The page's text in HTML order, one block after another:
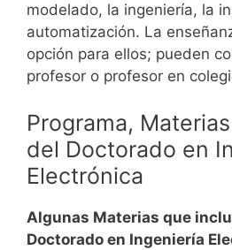
modelado, la ingeniería, la
automatización. La
opción para ellos; pueden
profesor o profesor en
Programa,
del Doctorado en
Electrónica
Algunas Materias que
Doctorado en Ingeniería